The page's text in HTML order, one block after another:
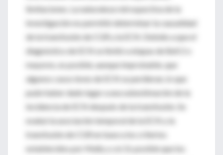
limitaciones. La naturaleza retrospectiva de la
investigación no permitió determinar la causalidad
de la transfusión de CGR y la ECN. Debido a que el
diagnóstico de ECN se limitó a etapas de Bell 2 o
mayores, es posible, aunque improbable, que
algunos casos leves de ECN se perdieran, lo que
pudo haber dado lugar a una subestimación de la
incidencia de ECN después de la transfusión. Se
evaluó la asociación temporal de la ECN y la
transfusión de CGR en base a los criterios
establecidos por Mally y col. Es posible que los